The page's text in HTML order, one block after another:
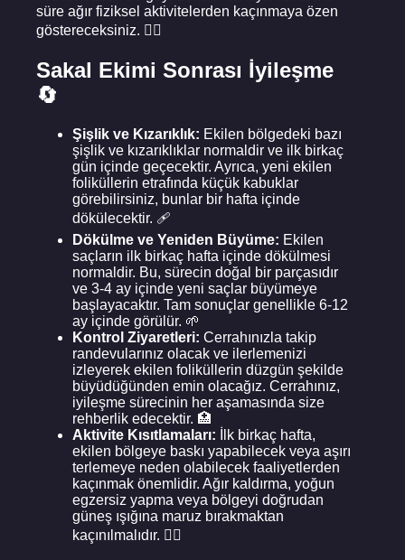
süre ağır fiziksel aktivitelerden kaçınmaya özen
göstereceksiniz. 💆‍♂️
Sakal Ekimi Sonrası İyileşme
🔄
Şişlik ve Kızarıklık: Ekilen bölgedeki bazı
şişlik ve kızarıklıklar normaldir ve ilk birkaç
gün içinde geçecektir. Ayrıca, yeni ekilen
foliküllerin etrafında küçük kabuklar
görebilirsiniz, bunlar bir hafta içinde
dökülecektir. 🩹
Dökülme ve Yeniden Büyüme: Ekilen
saçların ilk birkaç hafta içinde dökülmesi
normaldir. Bu, sürecin doğal bir parçasıdır
ve 3-4 ay içinde yeni saçlar büyümeye
başlayacaktır. Tam sonuçlar genellikle 6-12
ay içinde görülür. 🌱
Kontrol Ziyaretleri: Cerrahınızla takip
randevularınız olacak ve ilerlemenizi
izleyerek ekilen foliküllerin düzgün şekilde
büyüdüğünden emin olacağız. Cerrahınız,
iyileşme sürecinin her aşamasında size
rehberlik edecektir. 🏥
Aktivite Kısıtlamaları: İlk birkaç hafta,
ekilen bölgeye baskı yapabilecek veya aşırı
terlemeye neden olabilecek faaliyetlerden
kaçınmak önemlidir. Ağır kaldırma, yoğun
egzersiz yapma veya bölgeyi doğrudan
güneş ışığına maruz bırakmaktan
kaçınılmalıdır. 🏋️‍♂️